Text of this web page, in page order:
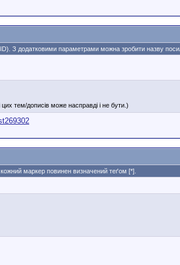
З додатковими параметрами можна зробити назву
тем/дописів може насправді і не бути.)
маркер повинен визначений теґом [*].